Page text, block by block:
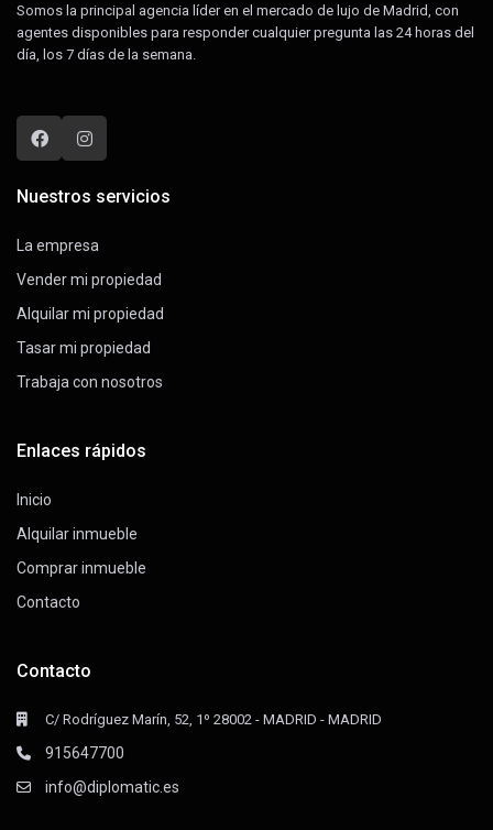
Somos la principal agencia líder en el mercado de lujo de Madrid, con
agentes disponibles para responder cualquier pregunta las 24 horas del
día, los 7 días de la semana.
Nuestros servicios
La empresa
Vender mi propiedad
Alquilar mi propiedad
Tasar mi propiedad
Trabaja con nosotros
Enlaces rápidos
Inicio
Alquilar inmueble
Comprar inmueble
Contacto
Contacto
C/ Rodríguez Marín, 52, 1º 28002 - MADRID - MADRID
915647700
info@diplomatic.es